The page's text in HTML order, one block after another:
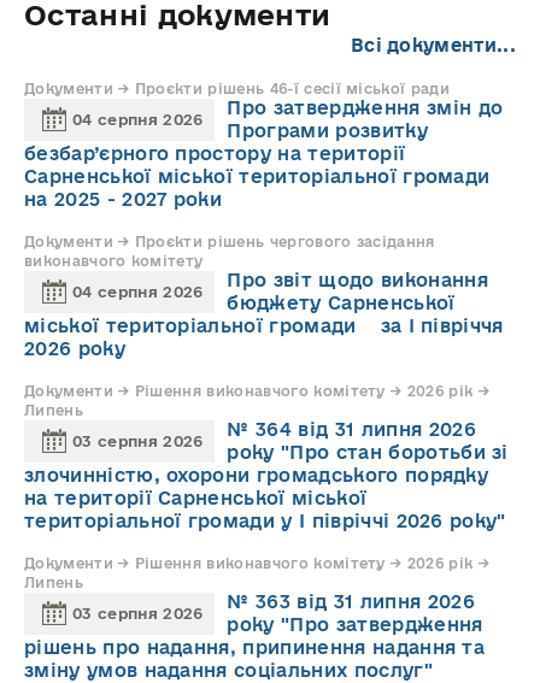
Останні документи
Всі документи...
Документи → Проєкти рішень 46-ї сесії міської ради
04 серпня 2026
Про затвердження змін до
Програми розвитку
безбар’єрного простору на території
Сарненської міської територіальної громади
на 2025 - 2027 роки
Документи → Проєкти рішень чергового засідання
виконавчого комітету
04 серпня 2026
Про звіт щодо виконання
бюджету Сарненської
міської територіальної громади за І півріччя
2026 року
Документи → Рішення виконавчого комітету → 2026 рік →
Липень
03 серпня 2026
№ 364 від 31 липня 2026
року "Про стан боротьби зі
злочинністю, охорони громадського порядку
на території Сарненської міської
територіальної громади у І півріччі 2026 року"
Документи → Рішення виконавчого комітету → 2026 рік →
Липень
03 серпня 2026
№ 363 від 31 липня 2026
року "Про затвердження
рішень про надання, припинення надання та
зміну умов надання соціальних послуг"